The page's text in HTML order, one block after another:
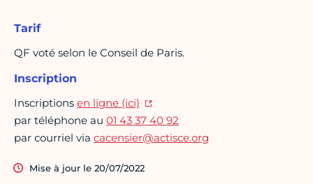
Tarif
QF voté selon le Conseil de Paris.
Inscription
Inscriptions en ligne (ici)
par téléphone au 01 43 37 40 92
par courriel via cacensier@actisce.org
Mise à jour le 20/07/2022